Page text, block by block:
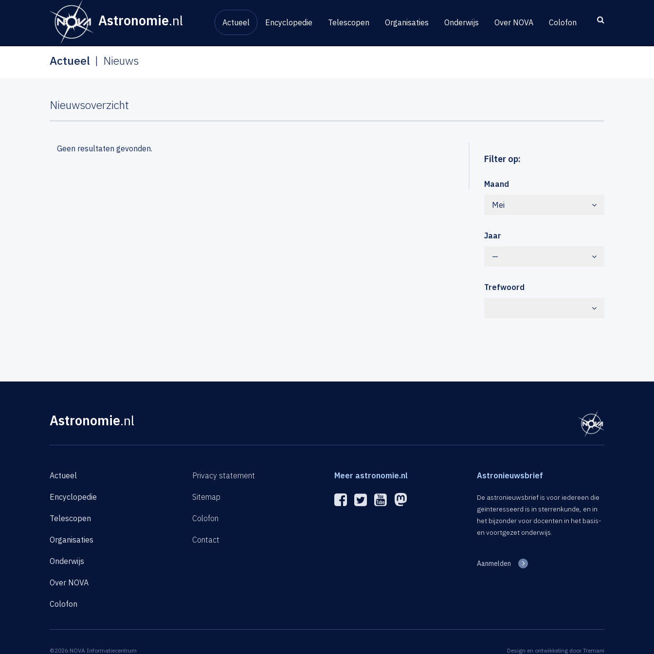
Astronomie.nl Actueel Encyclopedie Telescopen Organisaties Onderwijs Over NOVA Colofon
Actueel Nieuws
Nieuwsoverzicht
Filter op:
Maand
Mei
Jaar
—
Trefwoord
Geen resultaten gevonden.
Astronomie.nl
Actueel
Encyclopedie
Telescopen
Organisaties
Onderwijs
Over NOVA
Colofon
Privacy statement
Sitemap
Colofon
Contact
Meer astronomie.nl Astronieuwsbrief
De astronieuwsbrief is voor iedereen die
geïnteresseerd is in sterrenkunde, en in
het bijzonder voor docenten in het basis-
en voortgezet onderwijs.
Aanmelden
©2026 NOVA Informatiecentrum Design en ontwikkeling door Tremani